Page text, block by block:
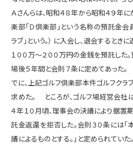
費用
コラム
最近の投稿
預託金返還請求訴訟につ
三河カントリーが民事再
弁護士は危険な仕事で
Ａさんらは、昭和４８年から昭和４９年
楽部「Ｄ倶楽部」という名称の預託金会
ラブ」という。） に入会し、退会するとき
１００万～２００万円の金銭を預託した
場後５年間と会則７条に定めてあった
でに、上記ゴルフ倶楽部本件ゴルフクラ
求めた。 ところが、ゴルフ場経営会社は
４年１０月頃、理事会の決議により据置
託金返還を拒否した。会則３０条には
議によるものとする。」と定められてい